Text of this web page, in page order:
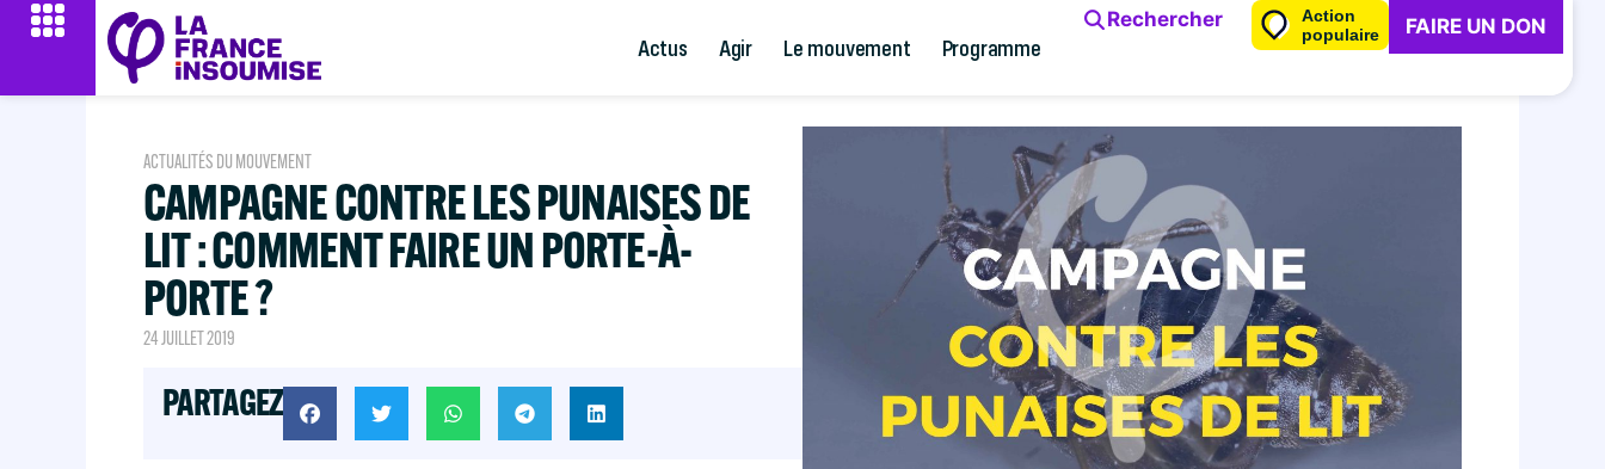
Actus Agir Le mouvement Programme
Rechercher
Action
populaire
FAIRE UN DON
ACTUALITÉS DU MOUVEMENT
CAMPAGNE CONTRE LES PUNAISES DE
LIT : COMMENT FAIRE UN PORTE-À-
PORTE ?
24 JUILLET 2019
PARTAGEZ